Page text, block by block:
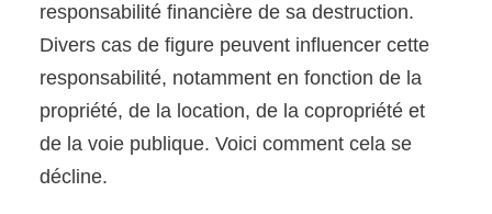
responsabilité financière de sa destruction.
Divers cas de figure peuvent influencer cette
responsabilité, notamment en fonction de la
propriété, de la location, de la copropriété et
de la voie publique. Voici comment cela se
décline.